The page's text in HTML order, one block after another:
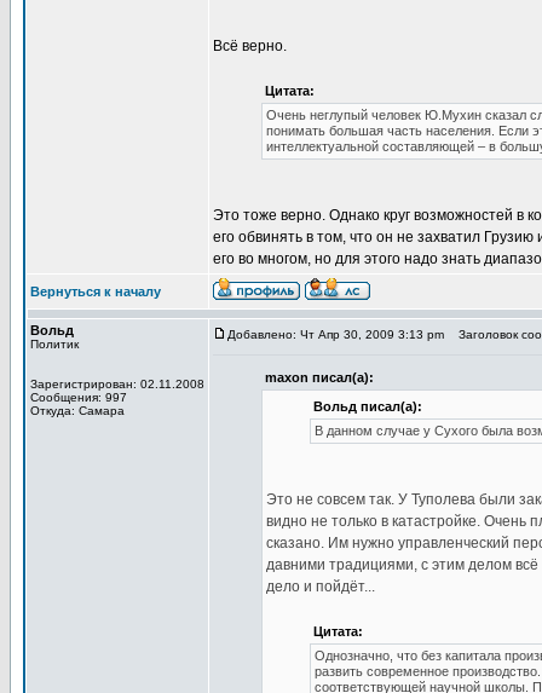
Всё верно.
Цитата:
Очень неглупый человек Ю.Мухин сказал
понимать большая часть населения. Если
интеллектуальной составляющей – в
Это тоже верно. Однако круг возможностей в
его обвинять в том, что он не захватил
его во многом, но для этого надо знать
Вернуться к началу
Вольд
Политик
Зарегистрирован: 02.11.2008
Сообщения: 997
Откуда: Самара
Добавлено: Чт Апр 30, 2009 3:13 pm Заголовок
maxon писал(а):
Вольд писал(а):
В данном случае у Сухого была
Это не совсем так. У Туполева были
видно не только в катастройке. Очень
сказано. Им нужно управленческий
давними традициями, с этим делом
дело и пойдёт...
Цитата:
Однозначно, что без капитала
развить современное
соответствующей научной школы.